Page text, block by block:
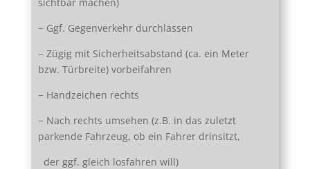
− Ggf. Gegenverkehr durchlassen
− Zügig mit Sicherheitsabstand (ca. ein Meter
bzw. Türbreite) vorbeifahren
− Handzeichen rechts
− Nach rechts umsehen (z.B. in das zuletzt
parkende Fahrzeug, ob ein Fahrer drinsitzt,
der ggf. gleich losfahren will)